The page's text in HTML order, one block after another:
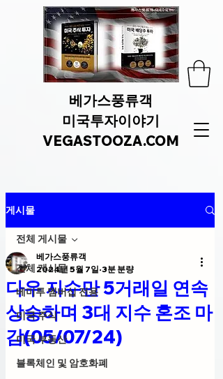
베가스풍류객
미국투자이야기
VEGASTOOZA.COM
게시물
전체 게시물
베미투 멤버십 전용
미국 주식
미국 부동산
블록체인 및 암호화폐
전체 게시물
다우 지수만 5거래일 연속
상승하며 3대 지수 혼조 마
감(05/07/24)
베가스풍류객
2024년 5월 7일 3분 분량